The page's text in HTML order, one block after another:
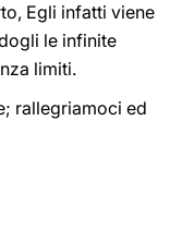
Egli infatti viene
le infinite
limiti.
rallegriamoci ed